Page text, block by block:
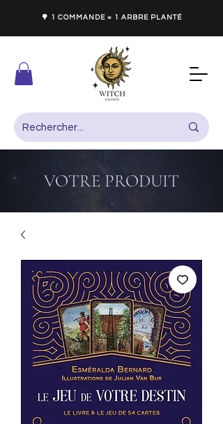
🌳 1 COMMANDE = 1 ARBRE PLANTÉ
VOTRE PRODUIT